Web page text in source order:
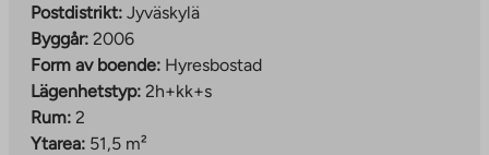
Postdistrikt: Jyväskylä
Byggår: 2006
Form av boende: Hyresbostad
Lägenhetstyp: 2h+kk+s
Rum: 2
Ytarea: 51,5 m²